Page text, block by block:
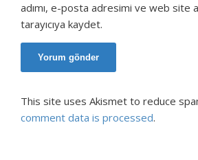
adımı, e-posta adresimi ve web site
tarayıcıya kaydet.
This site uses Akismet to reduce
comment data is processed.